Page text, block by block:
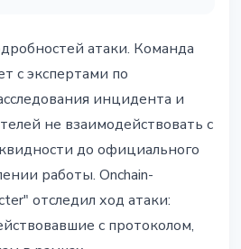
атаки. Команда
с экспертами по
инцидента и
не взаимодействовать с
до официального
работы. Onchain-
отследил ход атаки:
с протоколом,